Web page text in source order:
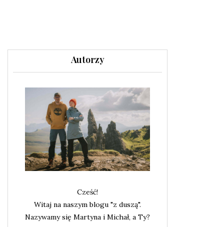
Autorzy
Cześć!
Witaj na naszym blogu "z duszą".
Nazywamy się Martyna i Michał, a Ty?